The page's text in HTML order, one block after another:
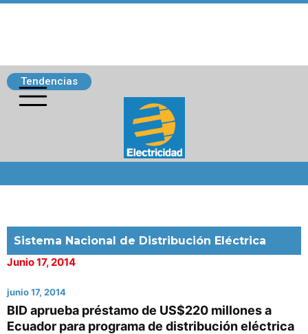
Tendencias
Sistema Nacional de Distribución Eléctrica
Junio 17, 2014
junio 17, 2014
BID aprueba préstamo de US$220 millones a
Ecuador para programa de distribución eléctrica